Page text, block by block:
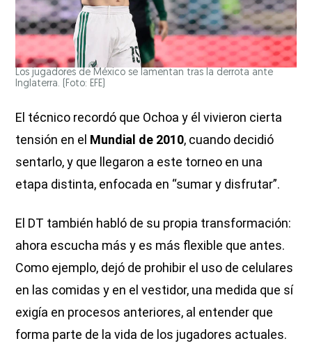
Los jugadores de México se lamentan tras la derrota ante
Inglaterra. (Foto: EFE)
El técnico recordó que Ochoa y él vivieron cierta
tensión en el Mundial de 2010, cuando decidió
sentarlo, y que llegaron a este torneo en una
etapa distinta, enfocada en “sumar y disfrutar”.
El DT también habló de su propia transformación:
ahora escucha más y es más flexible que antes.
Como ejemplo, dejó de prohibir el uso de celulares
en las comidas y en el vestidor, una medida que sí
exigía en procesos anteriores, al entender que
forma parte de la vida de los jugadores actuales.